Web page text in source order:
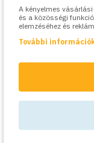
A kényelmes
és a közösségi
elemzéséhez és
További